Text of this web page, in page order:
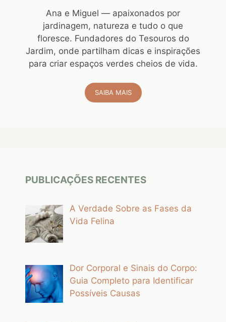
Ana e Miguel — apaixonados por
jardinagem, natureza e tudo o que
floresce. Fundadores do Tesouros do
Jardim, onde partilham dicas e inspirações
para criar espaços verdes cheios de vida.
SAIBA MAIS
PUBLICAÇÕES RECENTES
A Verdade Sobre as Fases da
Vida Felina
Dor Corporal e Sinais do Corpo:
Guia Completo para Identificar
Possíveis Causas